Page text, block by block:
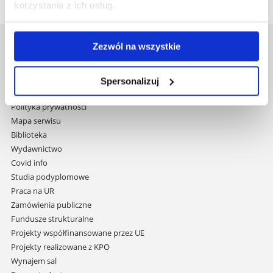
korzystania z ich usług.
Zezwól na wszystkie
Spersonalizuj
Uniwersytet Rzeszowski
Al. Tadeusza Rejtana 16C
35-959 Rzeszów
Pomiń
nawigację
i
przejdź
do
treści
Polityka prywatności
Mapa serwisu
Biblioteka
Wydawnictwo
Covid info
Studia podyplomowe
Praca na UR
Zamówienia publiczne
Fundusze strukturalne
Projekty współfinansowane przez UE
Projekty realizowane z KPO
Wynajem sal